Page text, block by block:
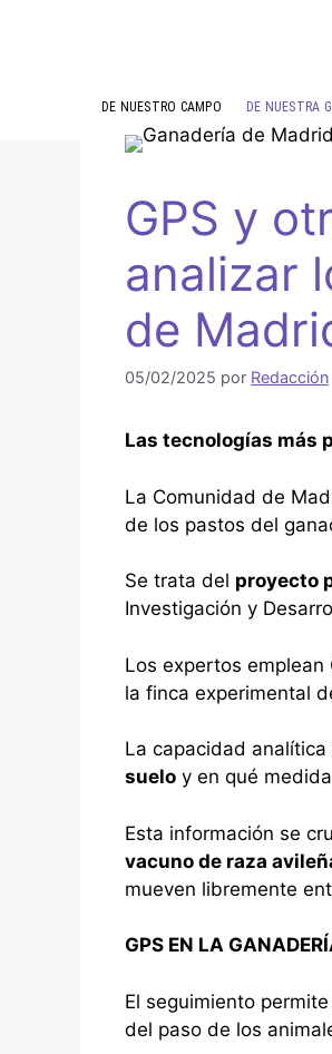
DE NUESTRO CAMPO DE NUESTRA
GPS y
analizar
de
05/02/2025 por Redacción
Las tecnologías más
La Comunidad de
de los pastos del
Se trata del proyecto
Investigación y
Los expertos emplean
la finca experimental
La capacidad
suelo y en qué
Esta información se
vacuno de raza
mueven libremente
GPS EN LA
El seguimiento
del paso de los